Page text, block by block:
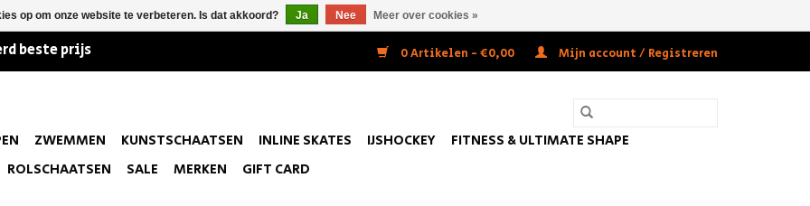
beste prijs 0 Artikelen - €0,00 Mijn account / Registreren
ZWEMMEN KUNSTSCHAATSEN INLINE SKATES IJSHOCKEY
FITNESS & ULTIMATE SHAPE
ROLSCHAATSEN
SALE MERKEN GIFT CARD
op om onze website te verbeteren. Is dat akkoord? Ja Nee Meer over cookies »